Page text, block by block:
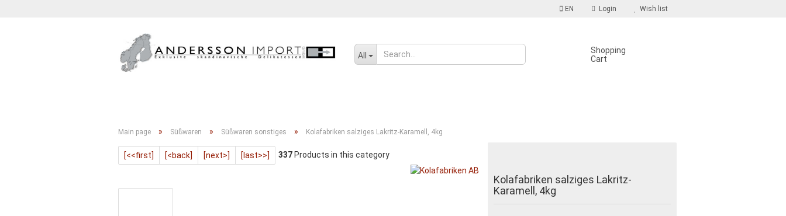
EN Login
Create a new account
Forgot password?
Wish list
All
Shopping
Cart
Main page » Süßwaren » Süßwaren sonstiges » Kolafabriken salziges Lakritz-Karamell, 4kg
[<<first] [<back] [next>] [last>>] 337 Products in this category
Kolafabriken salziges Lakritz-
Karamell, 4kg